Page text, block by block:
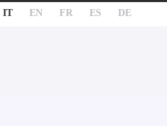
IT EN FR ES DE